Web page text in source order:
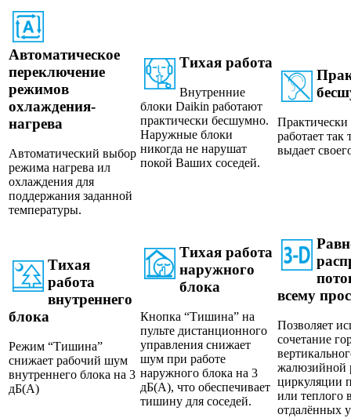
Автоматическое
переключение
режимов
охлаждения-
нагрева
Автоматический выбор
режима нагрева ил
охлаждения для
поддержания заданной
температуры.
Тихая работа
Внутренние
блоки Daikin работают
практически бесшумно.
Наружные блоки
никогда не нарушат
покой Ваших соседей.
работает
выдает
Тихая
работа
внутреннего
блока
Режим “Тишина”
снижает рабочий шум
внутреннего блока на 3
дБ(A)
Тихая работа
наружного
блока
Кнопка “Тишина” на
пульте дистанционного
управления снижает
шум при работе
наружного блока на 3
дБ(A), что обеспечивает
тишину для соседей.
всему
Позволяет
сочетание
жалюзийной
циркуляции
или теплого
отдалённых